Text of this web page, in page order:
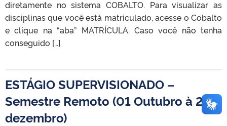
diretamente no sistema COBALTO. Para visualizar as
disciplinas que você está matriculado, acesse o Cobalto
e clique na “aba” MATRÍCULA. Caso você não tenha
conseguido […]
ESTÁGIO SUPERVISIONADO –
Semestre Remoto (01 Outubro à 23
dezembro)